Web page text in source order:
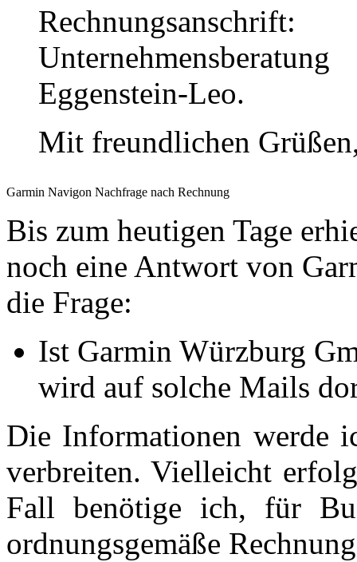
Eggenstein-Leo.
Mit freundlichen
Garmin Navigon Nachfrage nach Rechnung
Bis zum heutigen Tage
noch eine Antwort von
die Frage:
Ist Garmin Würzburg
wird auf solche Mails
Die Informationen werde
verbreiten. Vielleicht
Fall benötige ich, für
ordnungsgemäße